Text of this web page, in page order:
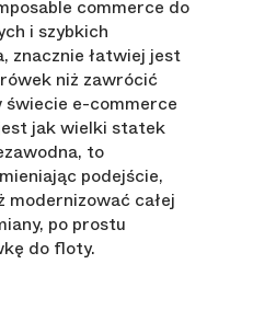
commerce do
i szybkich
znacznie łatwiej jest
niż zawrócić
e-commerce
jak wielki statek
to
podejście,
modernizować całej
po prostu
do floty.